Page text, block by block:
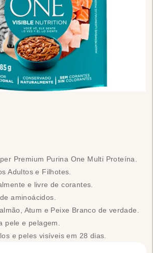
Premium Purina One Multi Proteína.
Adultos e Filhotes.
e livre de corantes.
aminoácidos.
Atum e Peixe Branco de verdade.
pele e pelagem.
e peles visíveis em 28 dias.